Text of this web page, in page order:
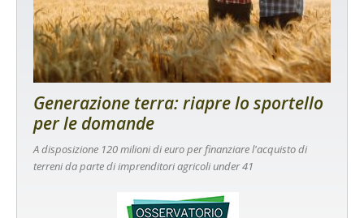
Generazione terra: riapre lo sportello
per le domande
A disposizione 120 milioni di euro per finanziare l'acquisto di
terreni da parte di imprenditori agricoli under 41